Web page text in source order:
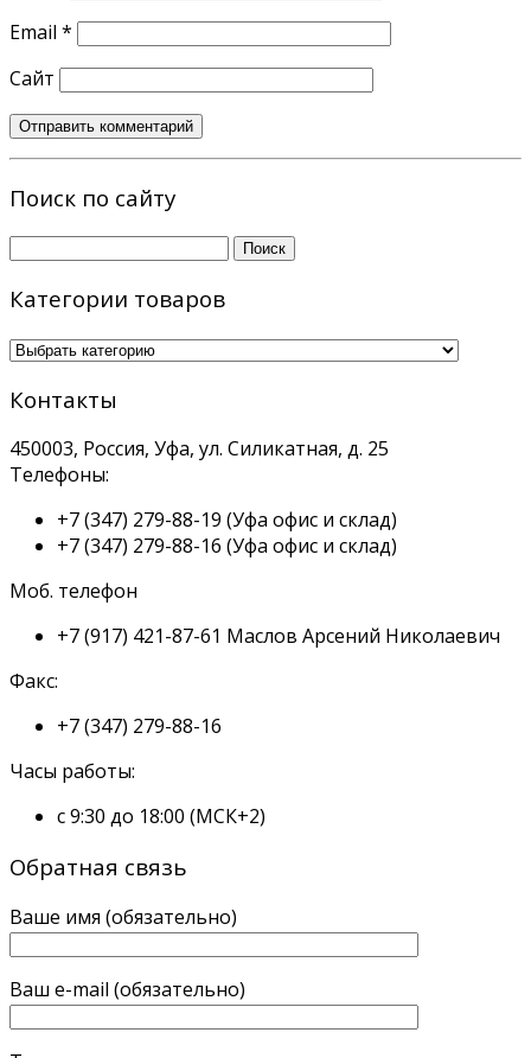
Email *
Сайт
Поиск по сайту
Найти:
Категории товаров
Контакты
450003, Россия, Уфа, ул. Силикатная, д. 25
Телефоны:
+7 (347) 279-88-19 (Уфа офис и склад)
+7 (347) 279-88-16 (Уфа офис и склад)
Моб. телефон
+7 (917) 421-87-61 Маслов Арсений Николаевич
Факс:
+7 (347) 279-88-16
Часы работы:
с 9:30 до 18:00 (МСК+2)
Обратная связь
Ваше имя (обязательно)
Ваш e-mail (обязательно)